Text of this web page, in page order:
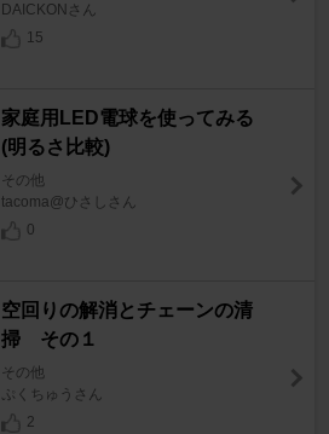
DAICKONさん
15
家庭用LED電球を使ってみる
(明るさ比較)
その他
tacoma@ひさしさん
0
空回りの解消とチェーンの清
掃 その１
その他
ぷくちゅうさん
2